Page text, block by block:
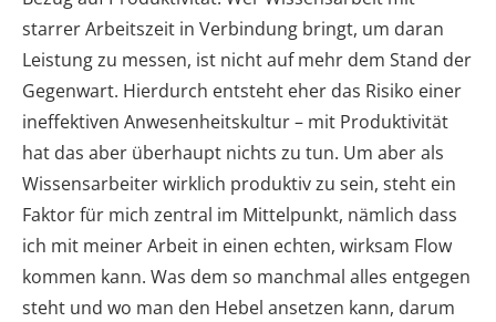
starrer Arbeitszeit in Verbindung bringt, um daran
Leistung zu messen, ist nicht auf mehr dem Stand der
Gegenwart. Hierdurch entsteht eher das Risiko einer
ineffektiven Anwesenheitskultur – mit Produktivität
hat das aber überhaupt nichts zu tun. Um aber als
Wissensarbeiter wirklich produktiv zu sein, steht ein
Faktor für mich zentral im Mittelpunkt, nämlich dass
ich mit meiner Arbeit in einen echten, wirksam Flow
kommen kann. Was dem so manchmal alles entgegen
steht und wo man den Hebel ansetzen kann, darum